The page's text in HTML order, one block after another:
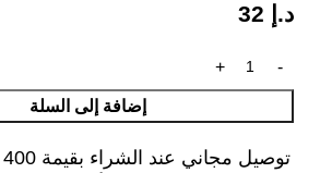
د.إ
إضافة إلى السلة